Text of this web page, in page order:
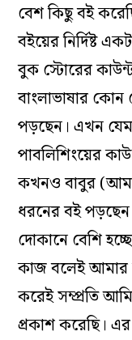
বেশ কিছু বই
বইয়ের নির্দিষ্ট
বুক স্টোরের
বাংলাভাষার
পড়ছেন। এখন
পাবলিশিংয়ের
কখনও বাবুর
ধরনের বই
দোকানে বেশি
কাজ বলেই আমার
করেই সম্প্রতি আমি
প্রকাশ করেছি।